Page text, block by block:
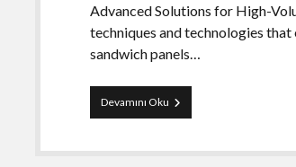
Advanced Solutions for High-
techniques and technologies
sandwich panels…
Devamını Oku Advanced
Solutions
High